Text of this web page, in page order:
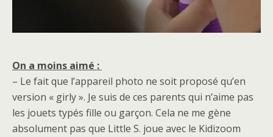
On a moins aimé :
– Le fait que l’appareil photo ne soit proposé qu’en
version « girly ». Je suis de ces parents qui n’aime pas
les jouets typés fille ou garçon. Cela ne me gène
absolument pas que Little S. joue avec le Kidizoom